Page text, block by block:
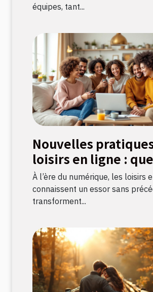
équipes, tant...
Nouvelles
loisirs en ligne :
impact sur la
française ?
À l’ère du numérique, les loisirs
connaissent un essor sans
transforment...